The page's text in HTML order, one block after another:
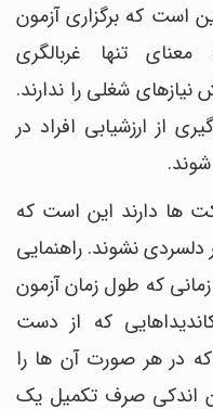
است که برگزاری آزمون
تنها غربالگری
شغلی را ندارند.
از ارزشیابی افراد در
ها دارند این است که
دلسردی نشوند. راهنمایی
که طول زمان آزمون
که از دست
در هر صورت آن ها را
اندکی صرف تکمیل یک